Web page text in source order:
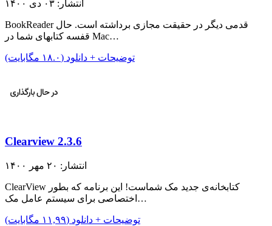
انتشار: ۰۳ دی ۱۴۰۰
BookReader قدمی دیگر در حقیقت مجازی برداشته است. حال
قفسه کتابهای شما در Mac…
توضیحات + دانلود (۱۸.۰ مگابایت)
Clearview 2.3.6
انتشار: ۲۰ مهر ۱۴۰۰
ClearView کتابخانه‌ی جدید مک شماست! این برنامه که بطور
اختصاصی برای سیستم عامل مک…
توضیحات + دانلود (۱۱,۹۹ مگابایت)